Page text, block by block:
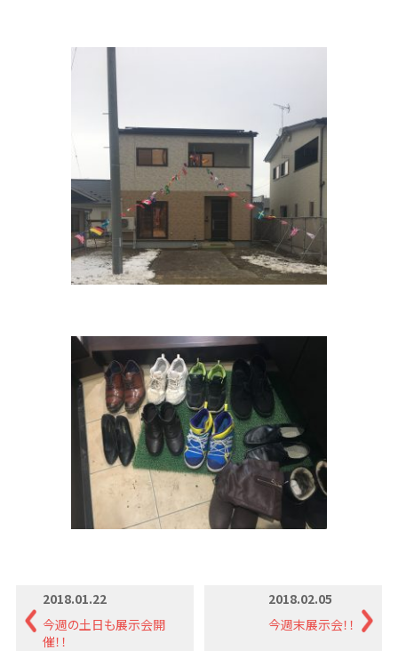
2018.01.22
今週の土日も展示会開
催！！
2018.02.05
今週末展示会！！